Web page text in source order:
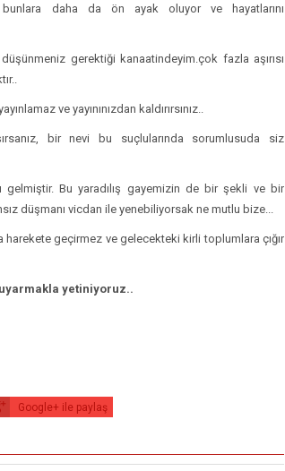
daha da ön ayak oluyor ve hayatlarını
gerektiği kanaatindeyim.çok fazla aşırısı
ve yayınınızdan kaldırırsınız..
bir nevi bu suçlularında sorumlusuda siz
Bu yaradılış gayemizin de bir şekli ve bir
düşmanı vicdan ile yenebiliyorsak ne mutlu bize...
harekete geçirmez ve gelecekteki kirli toplumlara çığır
uyarmakla yetiniyoruz..
Google+ ile paylaş